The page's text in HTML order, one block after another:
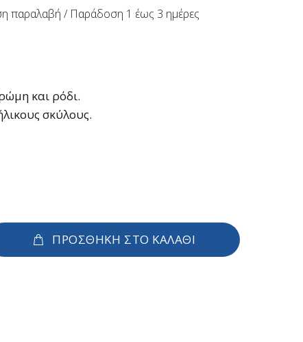
παραλαβή / Παράδoση 1 έως 3 ημέρες
και ρόδι.
σκύλους.
ΠΡΟΣΘΗΚΗ ΣΤΟ ΚΑΛΑΘΙ